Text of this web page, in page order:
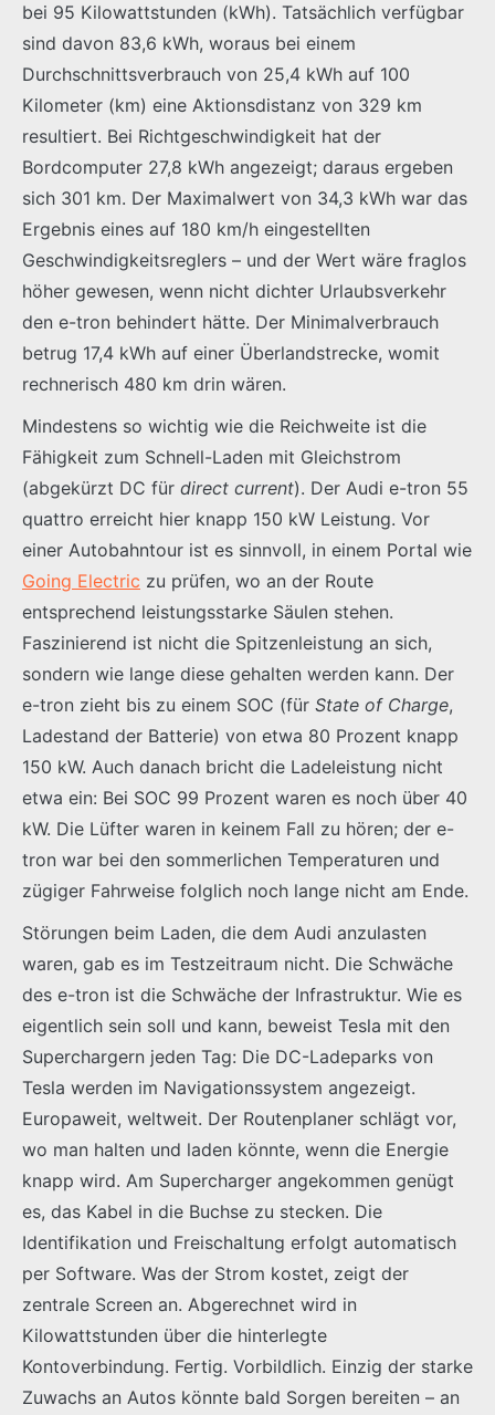
bei 95 Kilowattstunden (kWh). Tatsächlich verfügbar
sind davon 83,6 kWh, woraus bei einem
Durchschnittsverbrauch von 25,4 kWh auf 100
Kilometer (km) eine Aktionsdistanz von 329 km
resultiert. Bei Richtgeschwindigkeit hat der
Bordcomputer 27,8 kWh angezeigt; daraus ergeben
sich 301 km. Der Maximalwert von 34,3 kWh war das
Ergebnis eines auf 180 km/h eingestellten
Geschwindigkeitsreglers – und der Wert wäre fraglos
höher gewesen, wenn nicht dichter Urlaubsverkehr
den e-tron behindert hätte. Der Minimalverbrauch
betrug 17,4 kWh auf einer Überlandstrecke, womit
rechnerisch 480 km drin wären.
Mindestens so wichtig wie die Reichweite ist die
Fähigkeit zum Schnell-Laden mit Gleichstrom
(abgekürzt DC für direct current). Der Audi e-tron 55
quattro erreicht hier knapp 150 kW Leistung. Vor
einer Autobahntour ist es sinnvoll, in einem Portal wie
Going Electric zu prüfen, wo an der Route
entsprechend leistungsstarke Säulen stehen.
Faszinierend ist nicht die Spitzenleistung an sich,
sondern wie lange diese gehalten werden kann. Der
e-tron zieht bis zu einem SOC (für State of Charge,
Ladestand der Batterie) von etwa 80 Prozent knapp
150 kW. Auch danach bricht die Ladeleistung nicht
etwa ein: Bei SOC 99 Prozent waren es noch über 40
kW. Die Lüfter waren in keinem Fall zu hören; der e-
tron war bei den sommerlichen Temperaturen und
zügiger Fahrweise folglich noch lange nicht am Ende.
Störungen beim Laden, die dem Audi anzulasten
waren, gab es im Testzeitraum nicht. Die Schwäche
des e-tron ist die Schwäche der Infrastruktur. Wie es
eigentlich sein soll und kann, beweist Tesla mit den
Superchargern jeden Tag: Die DC-Ladeparks von
Tesla werden im Navigationssystem angezeigt.
Europaweit, weltweit. Der Routenplaner schlägt vor,
wo man halten und laden könnte, wenn die Energie
knapp wird. Am Supercharger angekommen genügt
es, das Kabel in die Buchse zu stecken. Die
Identifikation und Freischaltung erfolgt automatisch
per Software. Was der Strom kostet, zeigt der
zentrale Screen an. Abgerechnet wird in
Kilowattstunden über die hinterlegte
Kontoverbindung. Fertig. Vorbildlich. Einzig der starke
Zuwachs an Autos könnte bald Sorgen bereiten – an